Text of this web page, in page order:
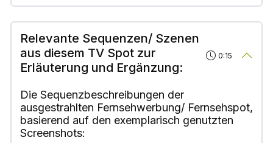
Relevante Sequenzen/ Szenen
aus diesem TV Spot zur
Erläuterung und Ergänzung:
0:15
Die Sequenzbeschreibungen der
ausgestrahlten Fernsehwerbung/ Fernsehspot,
basierend auf den exemplarisch genutzten
Screenshots: